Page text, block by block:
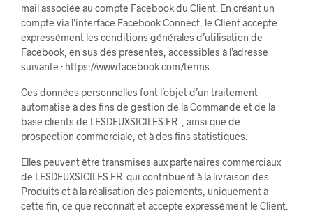
mail associée au compte Facebook du Client. En créant un
compte via l’interface Facebook Connect, le Client accepte
expressément les conditions générales d’utilisation de
Facebook, en sus des présentes, accessibles à l’adresse
suivante : https://www.facebook.com/terms.
Ces données personnelles font l’objet d’un traitement
automatisé à des fins de gestion de la Commande et de la
base clients de LESDEUXSICILES.FR , ainsi que de
prospection commerciale, et à des fins statistiques.
Elles peuvent être transmises aux partenaires commerciaux
de LESDEUXSICILES.FR qui contribuent à la livraison des
Produits et à la réalisation des paiements, uniquement à
cette fin, ce que reconnaît et accepte expressément le Client.